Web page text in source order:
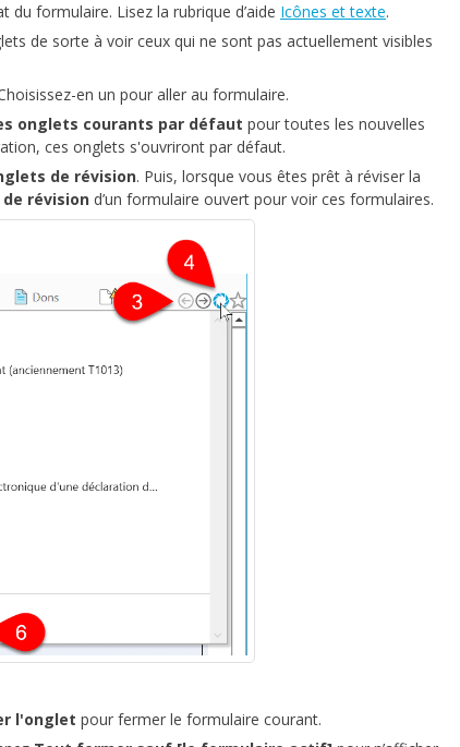
du formulaire. Lisez la rubrique d’aide Icônes et texte.
de sorte à voir ceux qui ne sont pas actuellement visibles
en un pour aller au formulaire.
onglets courants par défaut pour toutes les nouvelles
ces onglets s'ouvriront par défaut.
de révision. Puis, lorsque vous êtes prêt à réviser la
révision d’un formulaire ouvert pour voir ces formulaires.
l'onglet pour fermer le formulaire courant.